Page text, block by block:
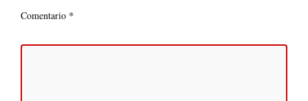
Comentario *